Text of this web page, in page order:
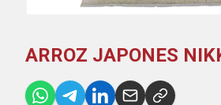
ARROZ JAPONES